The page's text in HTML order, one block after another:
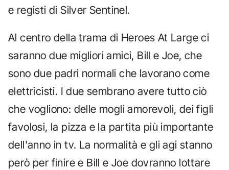
e registi di Silver Sentinel.
Al centro della trama di Heroes At Large ci
saranno due migliori amici, Bill e Joe, che
sono due padri normali che lavorano come
elettricisti. I due sembrano avere tutto ciò
che vogliono: delle mogli amorevoli, dei figli
favolosi, la pizza e la partita più importante
dell'anno in tv. La normalità e gli agi stanno
però per finire e Bill e Joe dovranno lottare